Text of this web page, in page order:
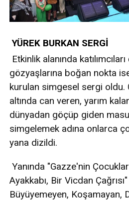
YÜREK BURKAN SERGİ
Etkinlik alanında
gözyaşlarına boğan nokta
kurulan simgesel sergi oldu.
altında can veren, yarım
dünyadan göçüp giden
simgelemek adına onlarca
yana dizildi.
Yanında "Gazze'nin
Ayakkabı, Bir Vicdan
Büyüyemeyen, Koşamayan,